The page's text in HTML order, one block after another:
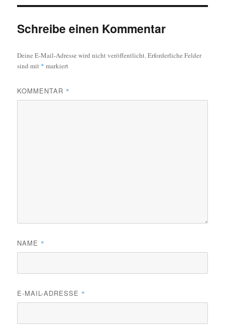
Schreibe einen Kommentar
Deine E-Mail-Adresse wird nicht veröffentlicht.Erforderliche Felder
sind mit * markiert
KOMMENTAR *
NAME *
E-MAIL-ADRESSE *